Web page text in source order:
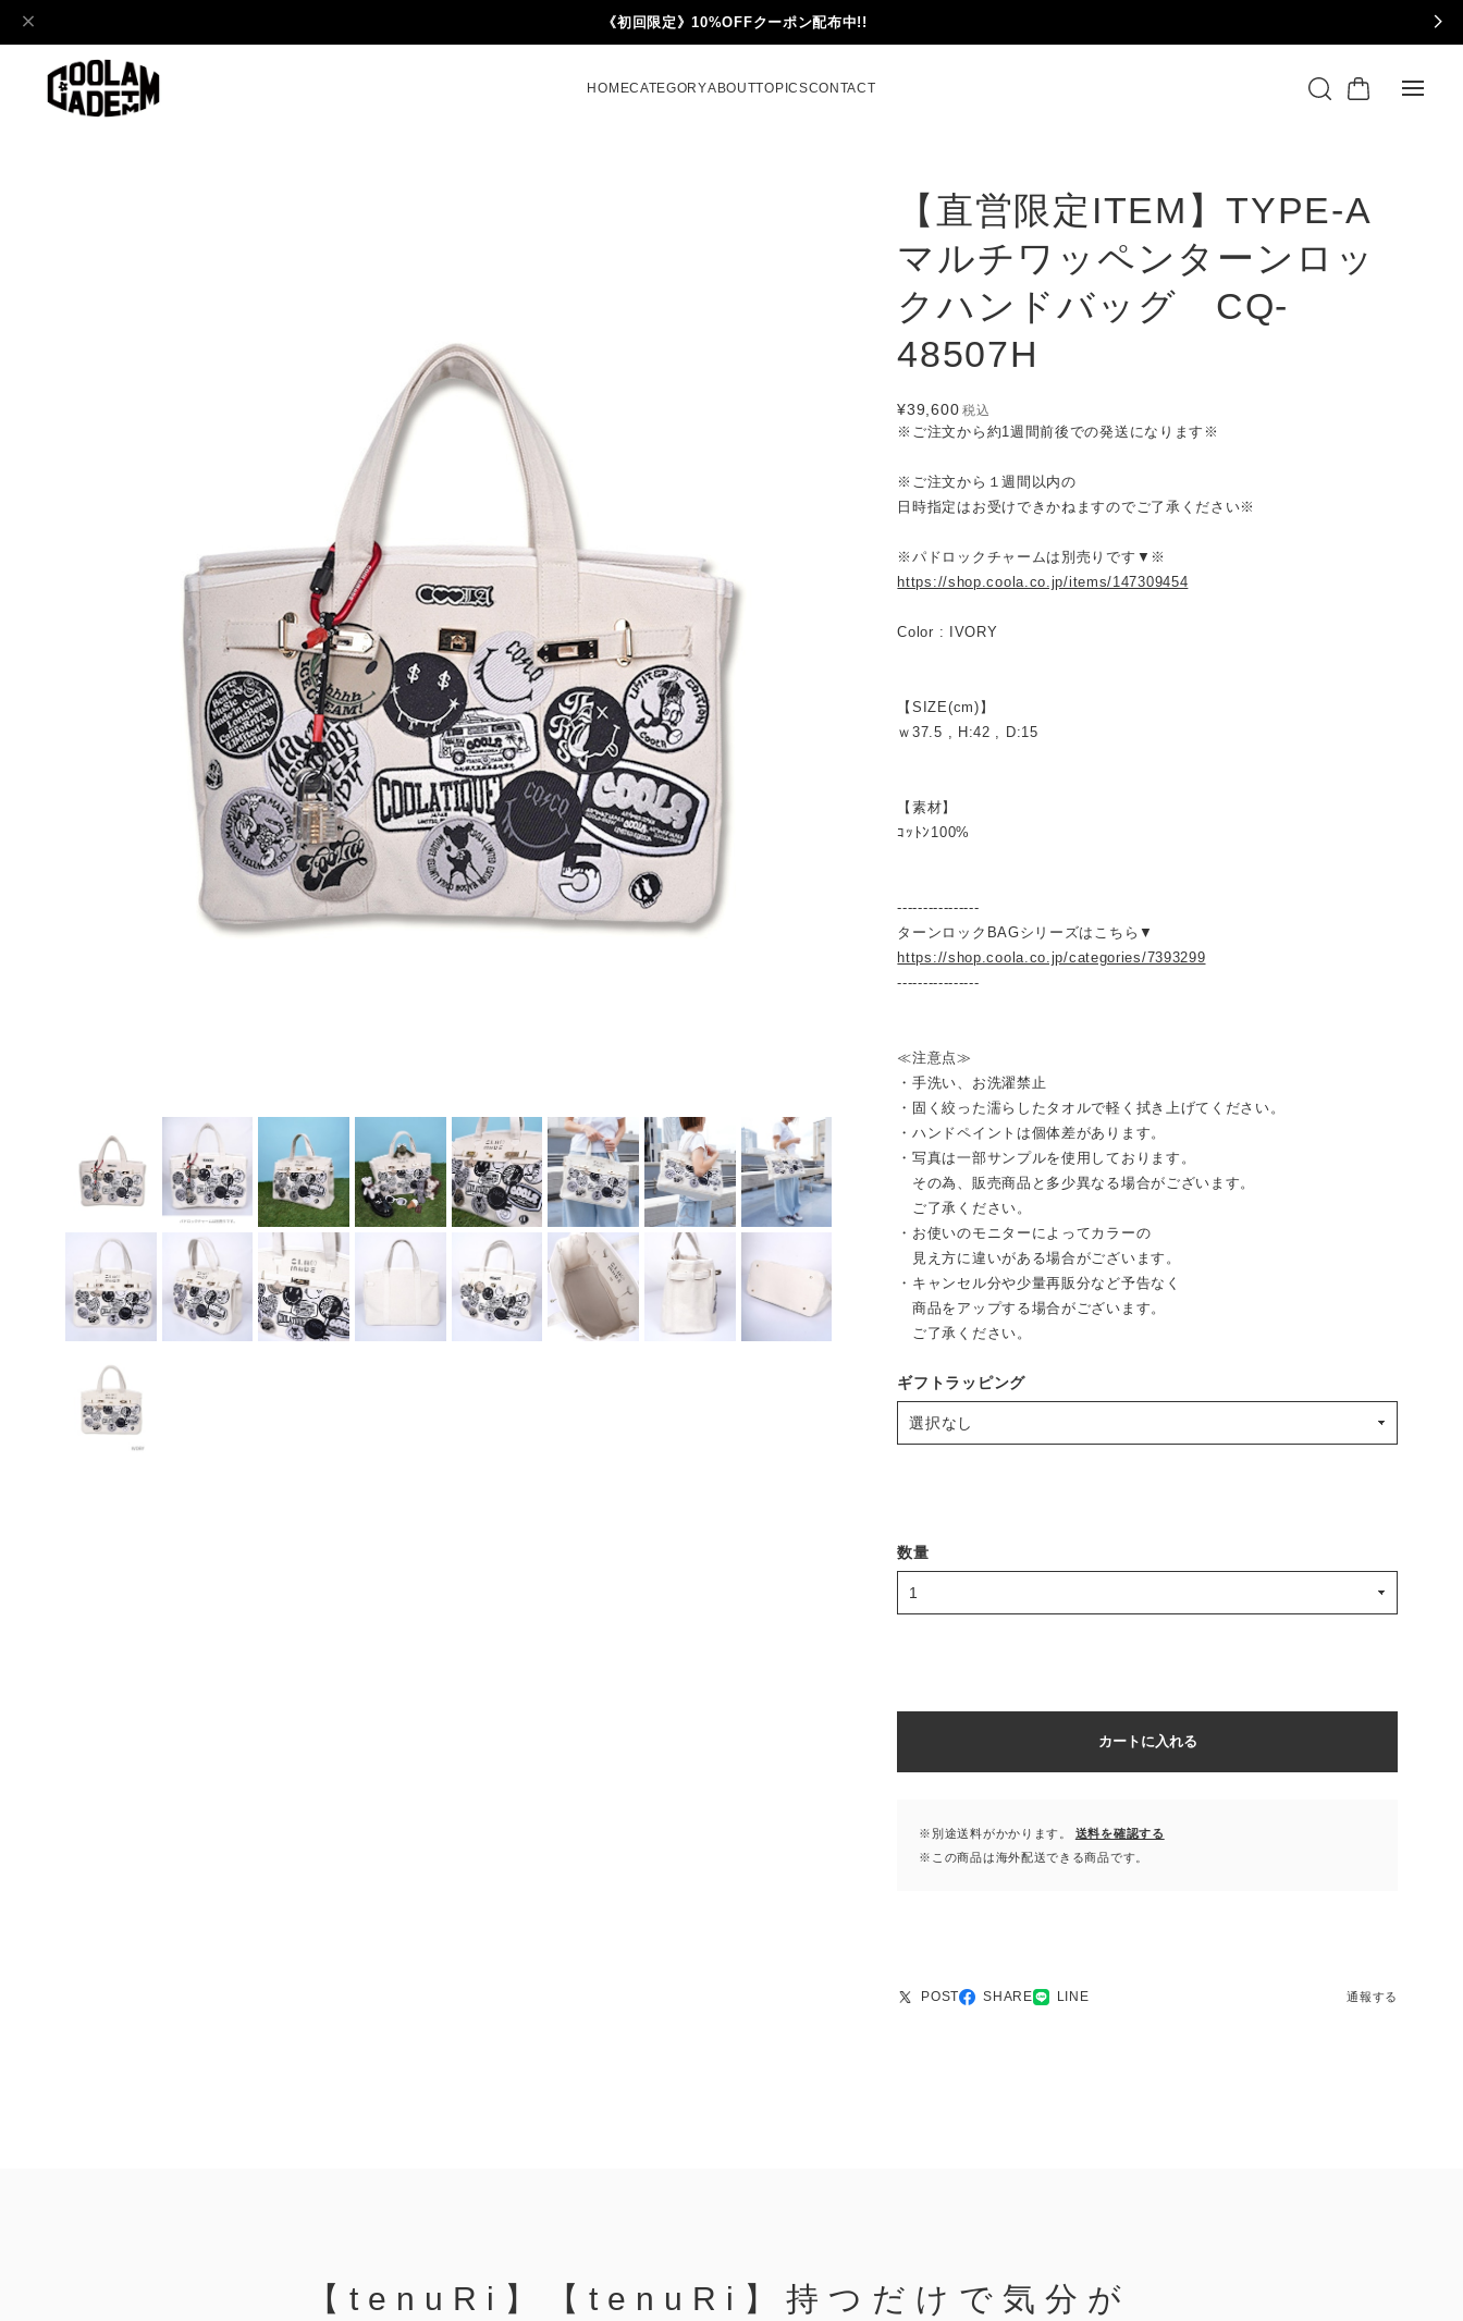
《初回限定》10%OFFクーポン配布中!!
HOMECATEGORYABOUTTOPICSCONTACT
【直営限定ITEM】TYPE-A
マルチワッペンターンロッ
クハンドバッグ CQ-
48507H
¥39,600 税込
※ご注文から約1週間前後での発送になります※
※ご注文から１週間以内の
日時指定はお受けできかねますのでご了承ください※
※パドロックチャームは別売りです▼※
https://shop.coola.co.jp/items/147309454
Color : IVORY
【SIZE(cm)】
ｗ37.5 , H:42 , D:15
【素材】
ｺｯﾄﾝ100%
----------------
ターンロックBAGシリーズはこちら▼
https://shop.coola.co.jp/categories/7393299
----------------
≪注意点≫
・手洗い、お洗濯禁止
・固く絞った濡らしたタオルで軽く拭き上げてください。
・ハンドペイントは個体差があります。
・写真は一部サンプルを使用しております。
その為、販売商品と多少異なる場合がございます。
ご了承ください。
・お使いのモニターによってカラーの
見え方に違いがある場合がございます。
・キャンセル分や少量再販分など予告なく
商品をアップする場合がございます。
ご了承ください。
ギフトラッピング
数量
カートに入れる
※別途送料がかかります。
送料を確認する
※この商品は海外配送できる商品です。
POST SHARE LINE 通報する
【tenuRi】【tenuRi】持つだけで気分が